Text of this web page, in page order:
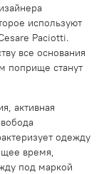
используют
Paciotti.
все основания
поприще станут
активная
одежду
время,
под маркой